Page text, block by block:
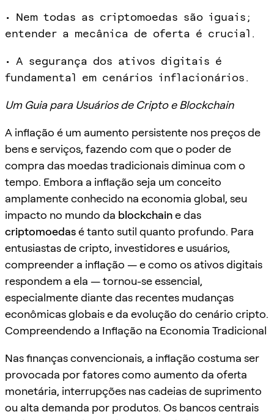
• Nem todas as criptomoedas são iguais;
entender a mecânica de oferta é crucial.
• A segurança dos ativos digitais é
fundamental em cenários inflacionários.
Um Guia para Usuários de Cripto e Blockchain
A inflação é um aumento persistente nos preços de
bens e serviços, fazendo com que o poder de
compra das moedas tradicionais diminua com o
tempo. Embora a inflação seja um conceito
amplamente conhecido na economia global, seu
impacto no mundo da blockchaine das
criptomoedasé tanto sutil quanto profundo. Para
entusiastas de cripto, investidores e usuários,
compreender a inflação — e como os ativos digitais
respondem a ela — tornou-se essencial,
especialmente diante das recentes mudanças
econômicas globais e da evolução do cenário cripto.
Compreendendo a Inflação na Economia Tradicional
Nas finanças convencionais, a inflação costuma ser
provocada por fatores como aumento da oferta
monetária, interrupções nas cadeias de suprimento
ou alta demanda por produtos. Os bancos centrais